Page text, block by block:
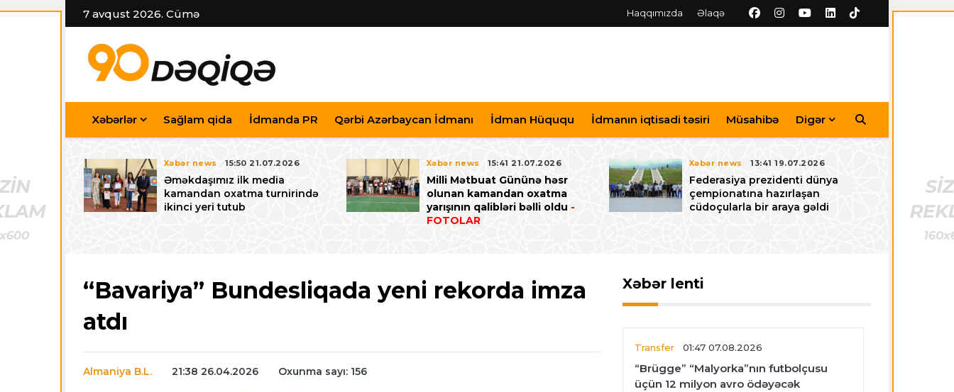
7 avqust 2026. Cümə Haqqımızda Əlaqə
Xəbərlər Sağlam qida İdmanda PR Qərbi Azərbaycan İdmanı İdman Hüququ İdmanın iqtisadi təsiri Müsahibə Digər
U-15
festivalı ilə
Xəbər news 15:50 21.07.2026
Əməkdaşımız ilk media
kamandan oxatma turnirində
ikinci yeri tutub
Xəbər news 15:41 21.07.2026
Milli Mətbuat Gününə həsr
olunan kamandan oxatma
yarışının qalibləri bəlli oldu -
FOTOLAR
Xəbər news 13:41 19.07.2026
Federasiya prezidenti dünya
çempionatına hazırlaşan
cüdoçularla bir araya gəldi
“Bavariya” Bundesliqada yeni rekorda imza
atdı
Almaniya B.L. 21:38 26.04.2026 Oxunma sayı: 156
Xəbər lenti
Transfer 01:47 07.08.2026
“Brügge” “Malyorka”nın futbolçusu
üçün 12 milyon avro ödəyəcək